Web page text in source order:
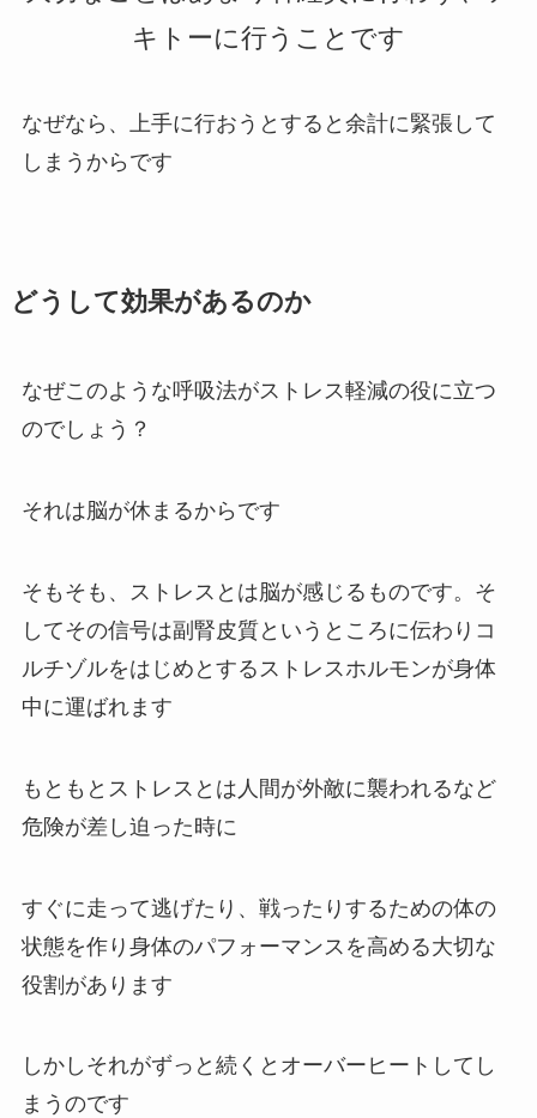
キトーに行うことです
なぜなら、上手に行おうとすると余計に緊張して
しまうからです
どうして効果があるのか
なぜこのような呼吸法がストレス軽減の役に立つ
のでしょう？
それは脳が休まるからです
そもそも、ストレスとは脳が感じるものです。そ
してその信号は副腎皮質というところに伝わりコ
ルチゾルをはじめとするストレスホルモンが身体
中に運ばれます
もともとストレスとは人間が外敵に襲われるなど
危険が差し迫った時に
すぐに走って逃げたり、戦ったりするための体の
状態を作り身体のパフォーマンスを高める大切な
役割があります
しかしそれがずっと続くとオーバーヒートしてし
まうのです